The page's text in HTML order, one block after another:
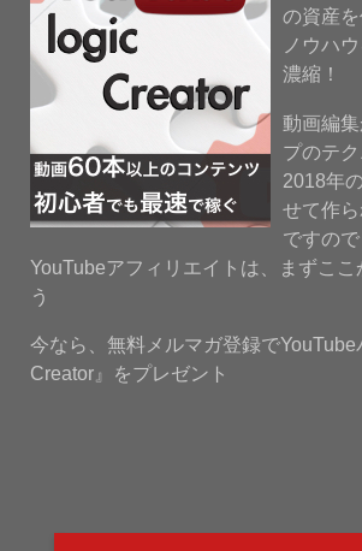
の資産
ノウハ
濃縮！
動画編
プのテ
2018年
せて作
ですので
YouTubeアフィリエイトは、まずここ
う
今なら、無料メルマガ登録で
Creator』をプレゼント